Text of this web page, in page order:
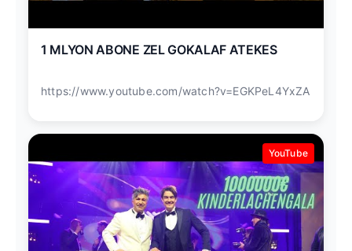
1 MLYON ABONE ZEL GOKALAF ATEKES
https://www.youtube.com/watch?v=EGKPeL4YxZA
YouTube